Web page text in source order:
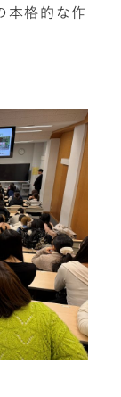
本格的な作